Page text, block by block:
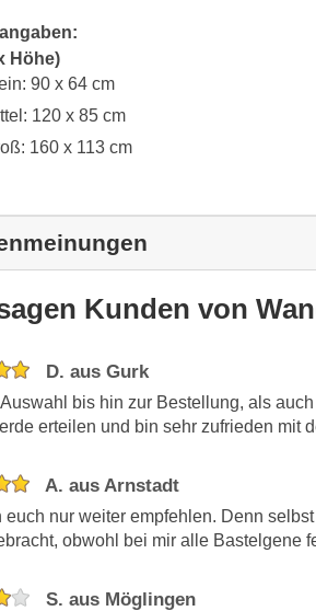
Höhe)
90 x 64cm
120 x 85cm
160 x 113cm
Kunden von
D. aus Gurk
bis hin zur Bestellung, als
erteilen und bin sehr zufrieden mit
A. aus Arnstadt
euch nur weiter empfehlen. Denn
obwohl bei mir alle Bastelgene
S. aus Möglingen